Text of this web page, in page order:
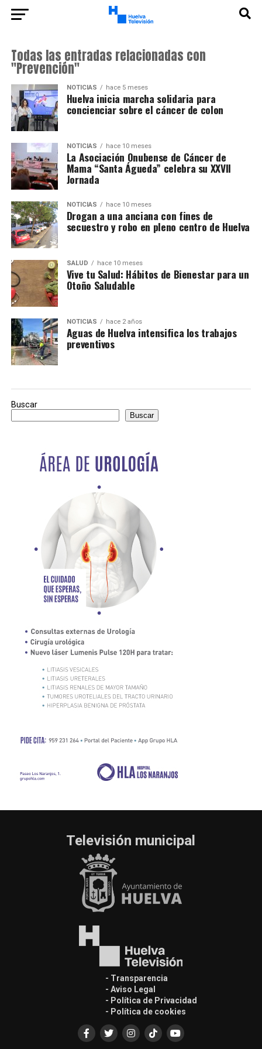
Todas las entradas relacionadas con
"Prevención"
NOTICIAS hace 5 meses
Huelva inicia marcha solidaria para
concienciar sobre el cáncer de colon
NOTICIAS hace 10 meses
La Asociación Onubense de Cáncer de
Mama “Santa Águeda” celebra su XXVII
Jornada
NOTICIAS hace 10 meses
Drogan a una anciana con fines de
secuestro y robo en pleno centro de Huelva
SALUD hace 10 meses
Vive tu Salud: Hábitos de Bienestar para un
Otoño Saludable
NOTICIAS hace 2 años
Aguas de Huelva intensifica los trabajos
preventivos
Buscar
Buscar
Televisión municipal
- Transparencia
- Aviso Legal
- Política de Privacidad
- Política de cookies